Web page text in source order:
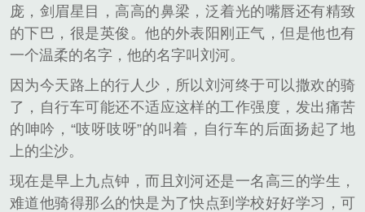
庞，剑眉星目，高高的鼻梁，泛着光的嘴唇还有精致
的下巴，很是英俊。他的外表阳刚正气，但是他也有
一个温柔的名字，他的名字叫刘河。
因为今天路上的行人少，所以刘河终于可以撒欢的骑
了，自行车可能还不适应这样的工作强度，发出痛苦
的呻吟，“吱呀吱呀”的叫着，自行车的后面扬起了地
上的尘沙。
现在是早上九点钟，而且刘河还是一名高三的学生，
难道他骑得那么的快是为了快点到学校好好学习，可